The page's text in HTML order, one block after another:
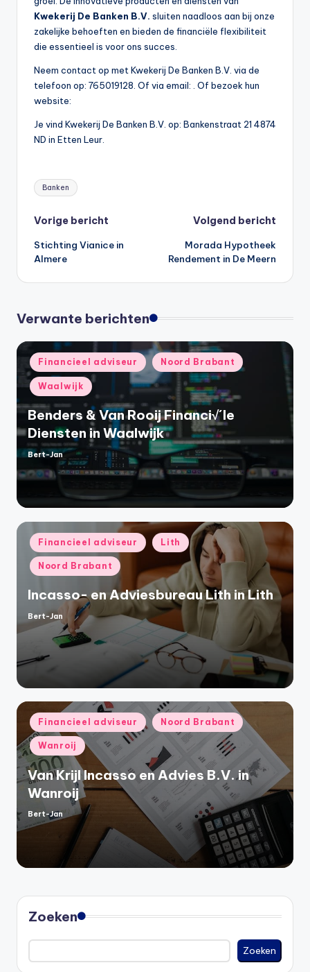
Kwekerij De Banken B.V. sluiten naadloos aan bij onze
zakelijke behoeften en bieden de financiële flexibiliteit
die essentieel is voor ons succes.
Neem contact op met Kwekerij De Banken B.V. via de
telefoon op: 765019128. Of via email:
. Of bezoek hun
website:
Je vind Kwekerij De Banken B.V. op: Bankenstraat 21 4874
ND in Etten Leur.
Tags:
Banken
Bericht
navigatie
Vorige bericht
Stichting Vianice in
Almere
Volgend bericht
Morada Hypotheek
Rendement in De Meern
Verwante berichten
Geplaatst
in
Financieel adviseur Noord Brabant
Waalwijk
Benders & Van Rooij Financi√´le
Diensten in Waalwijk
Geplaatst
Bert-Jan
Geplaatst
in
Financieel adviseur Lith
Noord Brabant
Incasso- en Adviesbureau Lith in Lith
Geplaatst
door
Bert-Jan
Geplaatst
in
Financieel adviseur Noord Brabant
Wanroij
Van Krijl Incasso en Advies B.V. in
Wanroij
Geplaatst
door
Bert-Jan
Zoeken
Zoeken